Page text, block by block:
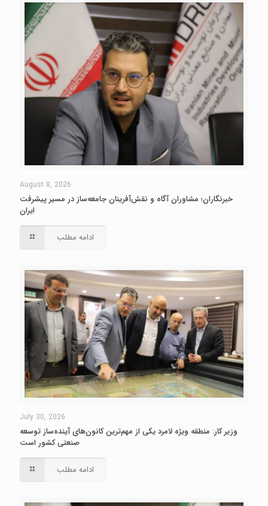
August 8, 2026
خبرنگاران؛ مشاوران آگاه و نقش‌آفرینان جامعه‌ساز در مسیر پیشرفت
ایران
ادامه مطلب
July 30, 2026
وزیر کار: منطقه ویژه لامرد یکی از مهم‌ترین کانون‌های آینده‌ساز توسعه
صنعتی کشور است
ادامه مطلب